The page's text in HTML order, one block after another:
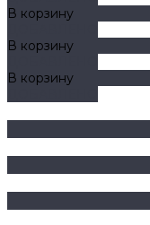
В корзину
В корзину
В корзину